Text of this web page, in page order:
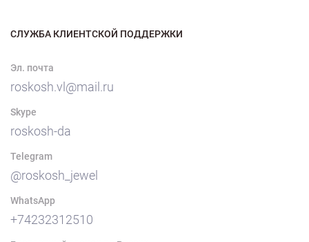
СЛУЖБА КЛИЕНТСКОЙ ПОДДЕРЖКИ
Эл. почта
roskosh.vl@mail.ru
Skype
roskosh-da
Telegram
@roskosh_jewel
WhatsApp
+74232312510